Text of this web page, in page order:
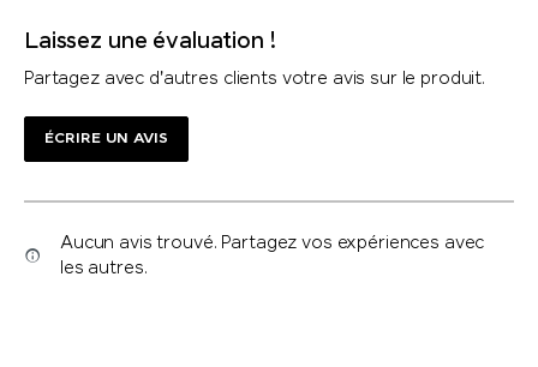
Laissez une évaluation !
Partagez avec d'autres clients votre avis sur le produit.
ÉCRIRE UN AVIS
Aucun avis trouvé. Partagez vos expériences avec
les autres.